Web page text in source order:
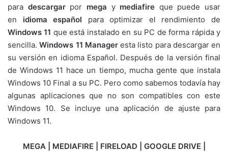
para descargar por mega y mediafire que puede usar
en idioma español para optimizar el rendimiento de
Windows 11 que está instalado en su PC de forma rápida y
sencilla.Windows 11 Manager esta listo para descargar en
su versión en idioma Español. Después de la versión final
de Windows 11 hace un tiempo, mucha gente que instala
Windows 10 Final a su PC. Pero como sabemos todavía hay
algunas aplicaciones que no son compatibles con este
Windows 10. Se incluye una aplicación de ajuste para
Windows 11.
MEGA | MEDIAFIRE | FIRELOAD | GOOGLE DRIVE |